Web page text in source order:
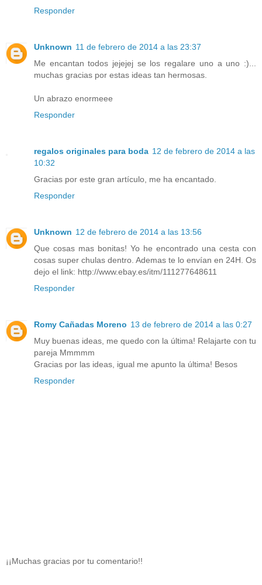
Responder
Unknown 11 de febrero de 2014 a las 23:37
Me encantan todos jejejej se los regalare uno a uno :)...
muchas gracias por estas ideas tan hermosas.
Un abrazo enormeee
Responder
regalos originales para boda 12 de febrero de 2014 a las
10:32
Gracias por este gran artículo, me ha encantado.
Responder
Unknown 12 de febrero de 2014 a las 13:56
Que cosas mas bonitas! Yo he encontrado una cesta con
cosas super chulas dentro. Ademas te lo envían en 24H. Os
dejo el link: http://www.ebay.es/itm/111277648611
Responder
Romy Cañadas Moreno 13 de febrero de 2014 a las 0:27
Muy buenas ideas, me quedo con la última! Relajarte con tu
pareja Mmmmm
Gracias por las ideas, igual me apunto la última! Besos
Responder
¡¡Muchas gracias por tu comentario!!